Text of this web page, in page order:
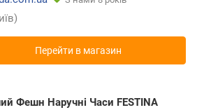
Перейти в магазин
Фешн Наручні Часи FESTINA